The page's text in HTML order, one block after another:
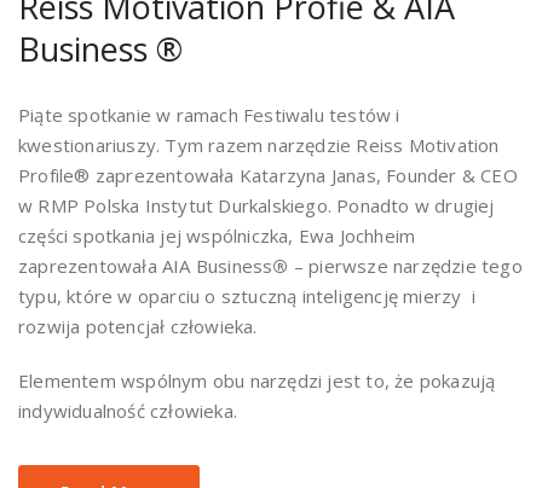
Business ®
Piąte spotkanie w ramach Festiwalu testów i
kwestionariuszy. Tym razem narzędzie Reiss Motivation
Profile® zaprezentowała Katarzyna Janas, Founder & CEO
w RMP Polska Instytut Durkalskiego. Ponadto w drugiej
części spotkania jej wspólniczka, Ewa Jochheim
zaprezentowała AIA Business® – pierwsze narzędzie tego
typu, które w oparciu o sztuczną inteligencję mierzy i
rozwija potencjał człowieka.
Elementem wspólnym obu narzędzi jest to, że pokazują
indywidualność człowieka.